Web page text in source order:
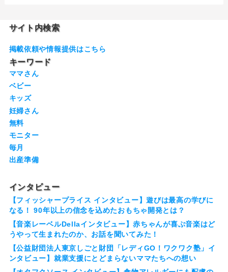
サイト内検索
掲載依頼や情報提供はこちら
キーワード
ママさん
ベビー
キッズ
妊婦さん
無料
モニター
毎月
出産準備
インタビュー
【フィッシャープライス インタビュー】遊びは最高の学びに
なる！ 90年以上の信念を込めたおもちゃ開発とは？
【音楽レーベルDellaインタビュー】赤ちゃんが喜ぶ音楽はど
うやって生まれたのか、お話を聞いてみた！
【公益財団法人東京しごと財団「レディGO！ワクワク塾」イ
ンタビュー】就業支援にとどまらないママたちへの想い